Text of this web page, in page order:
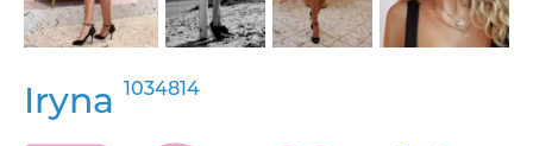
Iryna 1034814